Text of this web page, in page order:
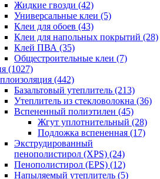
Жидкие гвозди (42)
Универсальные клеи (5)
Клеи для обоев (43)
Клеи для напольных покрытий (28)
Клей ПВА (35)
Общестроительные клеи (7)
(1027)
(442)
Базальтовый утеплитель (213)
Утеплитель из стекловолокна (36)
Вспененный полиэтилен (45)
Жгут уплотнительный (28)
Подложка вспененная (17)
Экструдированный
пенополистирол (XPS) (24)
Пенополистирол (EPS) (12)
Напыляемый утеплитель (5)